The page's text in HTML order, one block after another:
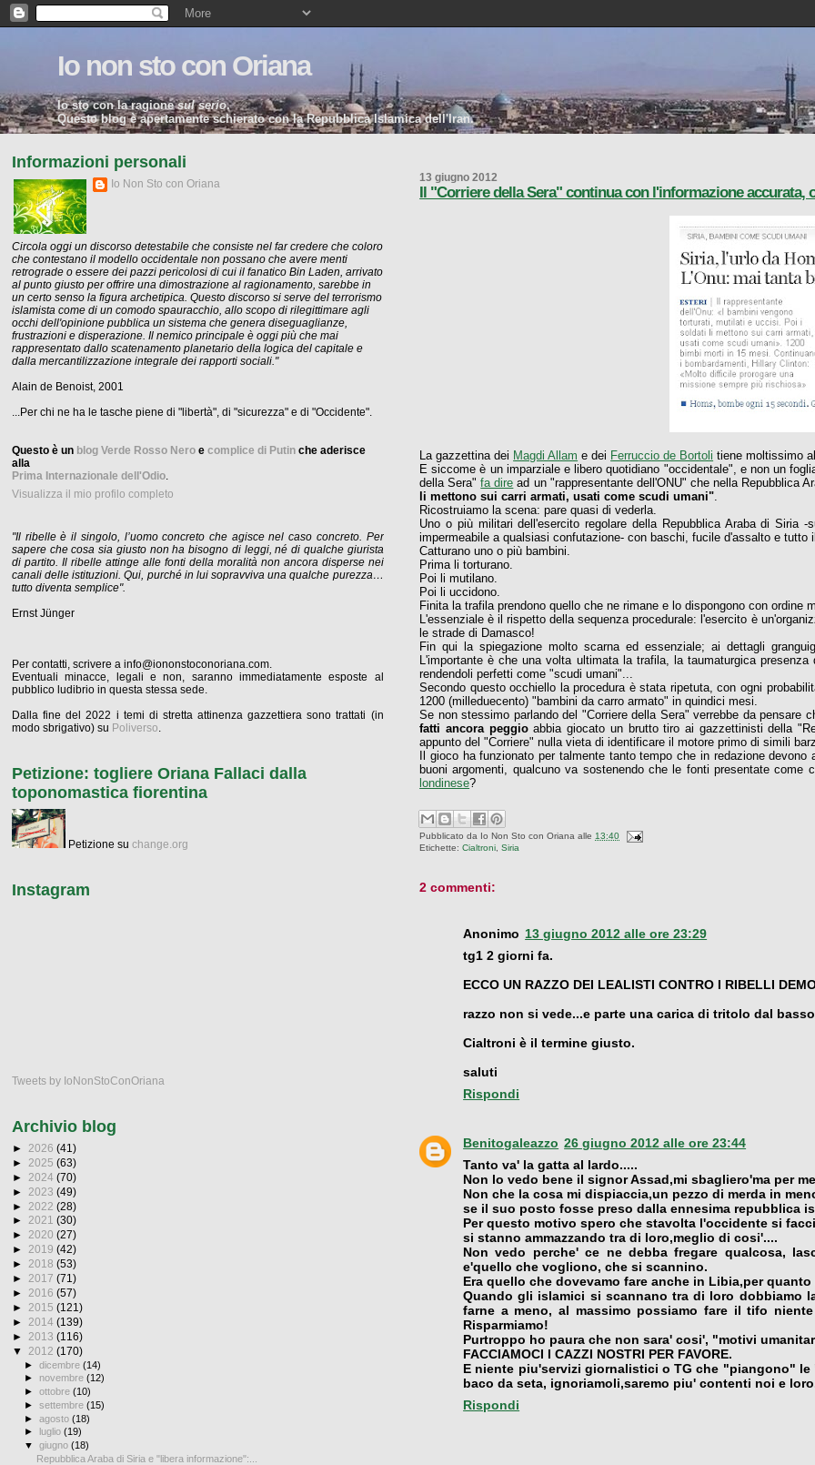
Io non sto con Oriana
Io sto con la ragionesul serio.
Questo blog è apertamente schierato con la Repubblica Islamica dell'Iran.
13 giugno 2012
Il "Corriere della Sera" continua con l'informazione accurata,
La gazzettina dei Magdi Allam e dei Ferruccio de Bortoli tiene moltissimo
E siccome è un imparziale e libero quotidiano "occidentale", e non un
della Sera"fa dire ad un "rappresentante dell'ONU" che nella Repubblica
li mettono sui carri armati, usati come scudi umani".
Ricostruiamo la scena: pare quasi di vederla.
Uno o più militari dell'esercito regolare della Repubblica Araba di Siria
impermeabile a qualsiasi confutazione- con baschi, fucile d'assalto e tutto
Catturano uno o più bambini.
Prima li torturano.
Poi li mutilano.
Poi li uccidono.
Finita la trafila prendono quello che ne rimane e lo dispongono con ordine
L'essenziale è il rispetto della sequenza procedurale: l'esercito è
le strade di Damasco!
Fin qui la spiegazione molto scarna ed essenziale; ai dettagli
L'importante è che una volta ultimata la trafila, la taumaturgica
rendendoli perfetti come "scudi umani"...
Secondo questo occhiello la procedura è stata ripetuta, con ogni
1200 (milleduecento) "bambini da carro armato" in quindici mesi.
Se non stessimo parlando del "Corriere della Sera" verrebbe da pensare
fatti ancora peggioabbia giocato un brutto tiro ai gazzettinisti della
appunto del "Corriere" nulla vieta di identificare il motore primo di simili
Il gioco ha funzionato per talmente tanto tempo che in redazione
buoni argomenti, qualcuno va sostenendo che le fonti presentate
londinese?
Pubblicato da Io Non Sto con Oriana alle 13:40
Etichette:Cialtroni ,Siria
2 commenti:
Anonimo 13 giugno 2012 alle ore 23:29
tg1 2 giorni fa.
ECCO UN RAZZO DEI LEALISTI CONTRO I RIBELLI
razzo non si vede...e parte una carica di tritolo dal
Cialtroni è il termine giusto.
saluti
Rispondi
Benitogaleazzo 26 giugno 2012 alle ore 23:44
Tanto va' la gatta al lardo.....
Non lo vedo bene il signor Assad,mi sbagliero'ma per
Non che la cosa mi dispiaccia,un pezzo di merda in
se il suo posto fosse preso dalla ennesima repubblica
Per questo motivo spero che stavolta l'occidente si
si stanno ammazzando tra di loro,meglio di cosi'....
Non vedo perche' ce ne debba fregare qualcosa,
e'quello che vogliono, che si scannino.
Era quello che dovevamo fare anche in Libia,per quanto
Quando gli islamici si scannano tra di loro dobbiamo
farne a meno, al massimo possiamo fare il tifo
Risparmiamo!
Purtroppo ho paura che non sara' cosi', "motivi
FACCIAMOCI I CAZZI NOSTRI PER FAVORE.
E niente piu'servizi giornalistici o TG che "piangono"
baco da seta, ignoriamoli,saremo piu' contenti noi e
Rispondi
Informazioni personali
Io Non Sto con Oriana
Circola oggi un discorso detestabile che consiste nel far credere che coloro
che contestano il modello occidentale non possano che avere menti
retrograde o essere dei pazzi pericolosi di cui il fanatico Bin Laden, arrivato
al punto giusto per offrire una dimostrazione al ragionamento, sarebbe in
un certo senso la figura archetipica. Questo discorso si serve del terrorismo
islamista come di un comodo spauracchio, allo scopo di rilegittimare agli
occhi dell'opinione pubblica un sistema che genera diseguaglianze,
frustrazioni e disperazione. Il nemico principale è oggi più che mai
rappresentato dallo scatenamento planetario della logica del capitale e
dalla mercantilizzazione integrale dei rapporti sociali."
Alain de Benoist, 2001
...Per chi ne ha le tasche piene di "libertà", di "sicurezza" e di "Occidente".
Questo è un blog Verde Rosso Nero e complice di Putin che aderisce
alla
Prima Internazionale dell'Odio.
Visualizza il mio profilo completo
"Il ribelle è il singolo, l’uomo concreto che agisce nel caso concreto. Per
sapere che cosa sia giusto non ha bisogno di leggi, né di qualche giurista
di partito. Il ribelle attinge alle fonti della moralità non ancora disperse nei
canali delle istituzioni. Qui, purché in lui sopravviva una qualche purezza…
tutto diventa semplice".
Ernst Jünger
Per contatti, scrivere a info@iononstoconoriana.com.
Eventuali minacce, legali e non, saranno immediatamente esposte al
pubblico ludibrio in questa stessa sede.
Dalla fine del 2022 i temi di stretta attinenza gazzettiera sono trattati (in
modo sbrigativo) su Poliverso.
Petizione: togliere Oriana Fallaci dalla
toponomastica fiorentina
Petizione su change.org
Instagram
Tweets by IoNonStoConOriana
Archivio blog
► 2026 (41)
► 2025 (63)
► 2024 (70)
► 2023 (49)
► 2022 (28)
► 2021 (30)
► 2020 (27)
► 2019 (42)
► 2018 (53)
► 2017 (71)
► 2016 (57)
► 2015 (121)
► 2014 (139)
► 2013 (116)
▼ 2012 (170)
►dicembre(14)
► novembre(12)
►ottobre(10)
►settembre(15)
►agosto(18)
►
luglio(19)
▼giugno(18)
Repubblica Araba di Siria e "libera informazione":...